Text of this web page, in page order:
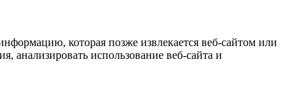
которая позже извлекается веб-сайтом или
использование веб-сайта и